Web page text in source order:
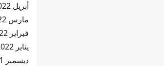
أبريل 2022
مارس 2022
فبراير 2022
يناير 2022
ديسمبر 2021